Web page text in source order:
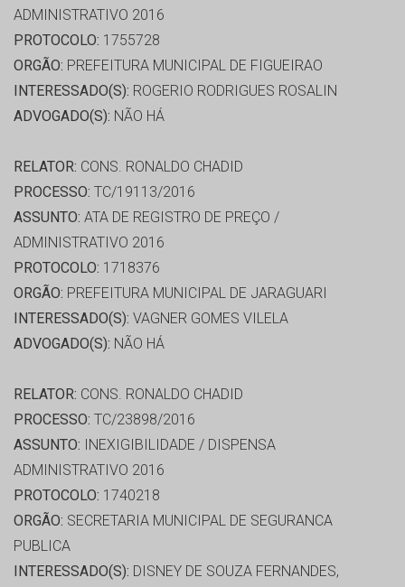
ADMINISTRATIVO 2016
PROTOCOLO: 1755728
ORGÃO: PREFEITURA MUNICIPAL DE FIGUEIRAO
INTERESSADO(S): ROGERIO RODRIGUES ROSALIN
ADVOGADO(S): NÃO HÁ
RELATOR: CONS. RONALDO CHADID
PROCESSO: TC/19113/2016
ASSUNTO: ATA DE REGISTRO DE PREÇO /
ADMINISTRATIVO 2016
PROTOCOLO: 1718376
ORGÃO: PREFEITURA MUNICIPAL DE JARAGUARI
INTERESSADO(S): VAGNER GOMES VILELA
ADVOGADO(S): NÃO HÁ
RELATOR: CONS. RONALDO CHADID
PROCESSO: TC/23898/2016
ASSUNTO: INEXIGIBILIDADE / DISPENSA
ADMINISTRATIVO 2016
PROTOCOLO: 1740218
ORGÃO: SECRETARIA MUNICIPAL DE SEGURANCA
PUBLICA
INTERESSADO(S): DISNEY DE SOUZA FERNANDES,